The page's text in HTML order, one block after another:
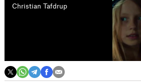
Christian Tafdrup